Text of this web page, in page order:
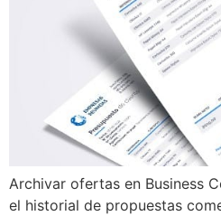
Archivar ofertas en Business
el historial de propuestas